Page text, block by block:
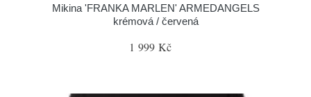
Mikina 'FRANKA MARLEN' ARMEDANGELS
krémová / červená
1 999 Kč